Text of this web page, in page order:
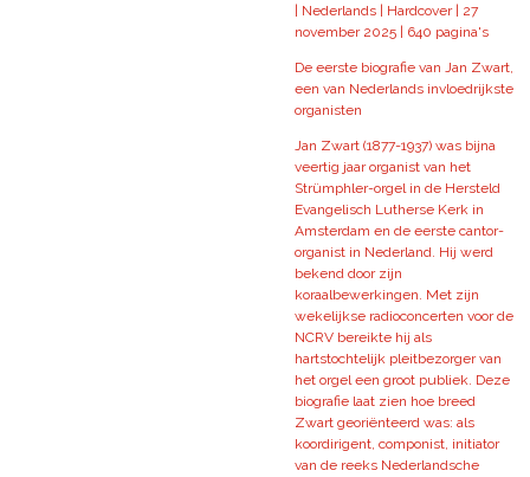
| Nederlands | Hardcover | 27
november 2025 | 640 pagina's
De eerste biografie van Jan Zwart,
een van Nederlands invloedrijkste
organisten
Jan Zwart (1877-1937) was bijna
veertig jaar organist van het
Strümphler-orgel in de Hersteld
Evangelisch Lutherse Kerk in
Amsterdam en de eerste cantor-
organist in Nederland. Hij werd
bekend door zijn
koraalbewerkingen. Met zijn
wekelijkse radioconcerten voor de
NCRV bereikte hij als
hartstochtelijk pleitbezorger van
het orgel een groot publiek. Deze
biografie laat zien hoe breed
Zwart georiënteerd was: als
koordirigent, componist, initiator
van de reeks Nederlandsche